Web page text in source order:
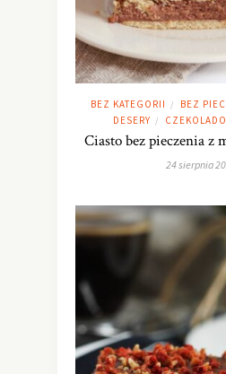
BEZ KATEGORII / BEZ
DESERY /
Ciasto bez pieczenia z
24 sierpnia